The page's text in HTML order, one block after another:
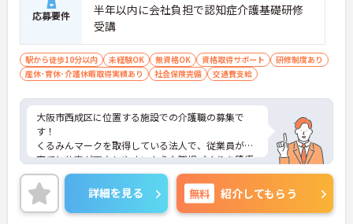
応募要件
半年以内に会社負担で認知症介護基礎研修
受講
駅から徒歩10分以内 未経験OK 無資格OK 資格取得サポート
研修制度あり
産休･育休･介護休暇取得実績あり
社会保険完備 交通費支給
大阪市西成区に位置する施設での介護職の募集で
す！
くるみんマークを取得している法人で、従業員が子
育てと仕事が両立しやすいような職場づくりを積極
的に行っています。
ご興味ある方には、面接対策ポイントなど、さらに
詳細をお話しいたしますのでお気軽にご相談くださ
い！
詳細を見る 無料 紹介してもらう